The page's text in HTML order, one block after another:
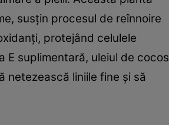
susțin procesul de reînnoire
protejând celulele
E suplimentară, uleiul de cocos
netezească liniile fine și să